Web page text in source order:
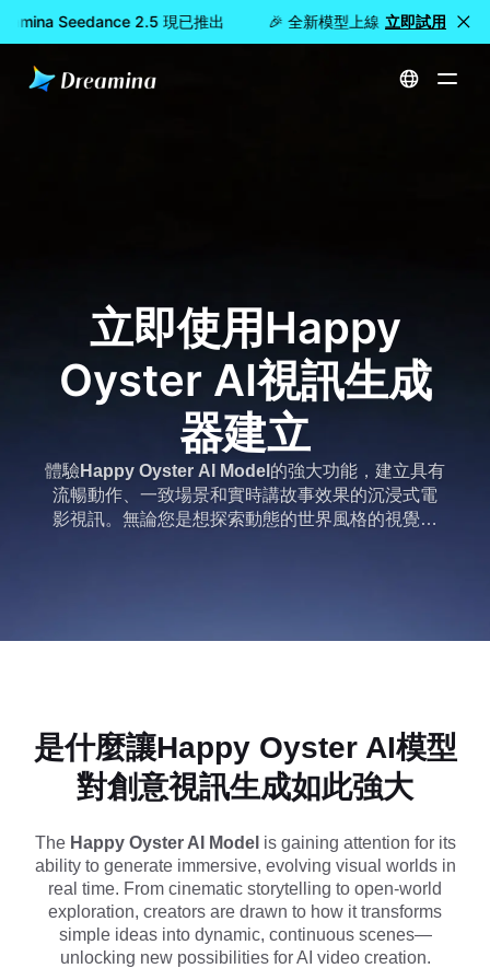
Seedance 2.5 現已推出 🎉 全新模型上線：Dreamina
立即試用
首頁 快樂牡蠣AI模型
立即使用Happy
Oyster AI視訊生成
器建立
體驗Happy Oyster AI Model 的強大功能，建立具有
流暢動作、一致場景和實時講故事效果的沉浸式電
影視訊。無論您是想探索動態的世界風格的視覺效
是什麼讓Happy Oyster AI模型
對創意視訊生成如此強大
The Happy Oyster AI Model is gaining attention for its
ability to generate immersive, evolving visual worlds in
real time. From cinematic storytelling to open-world
exploration, creators are drawn to how it transforms
simple ideas into dynamic, continuous scenes—
unlocking new possibilities for AI video creation.